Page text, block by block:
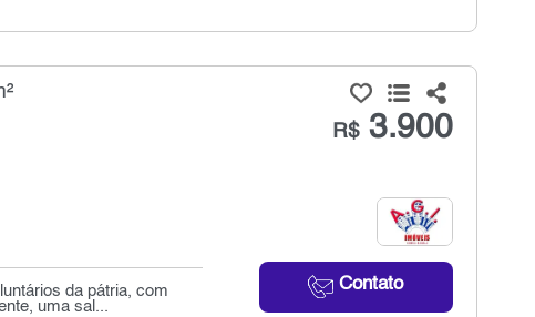
R$3.900
Contato
da pátria, com
uma sal...